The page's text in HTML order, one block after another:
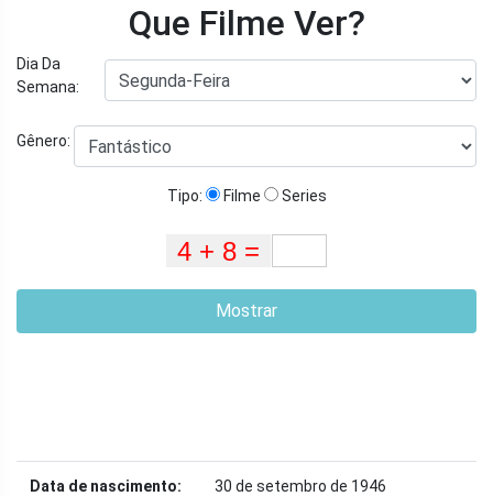
Que Filme Ver?
Dia Da
Semana:
Gênero:
Tipo: Filme Series
Mostrar
Data de nascimento: 30 de setembro de 1946